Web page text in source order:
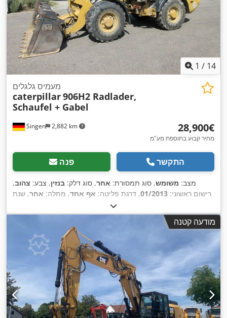
1 / 14
Singen 2,882 km
מעמיס גלגלים
caterpillar906H2 Radlader,
Schaufel + Gabel
‏28,900 ‏€
מחיר קבוע בתוספת מע"מ
פנה התקשר
מצב: משומש, סוג תמסורת: אחר, סוג דלק: בנזין, צבע: צהוב,
רישום ראשוני: 01/2013, דרגת פליטה: אף אחד, מתלה: אחר, שנת
3,700 h
מודעה קטנה